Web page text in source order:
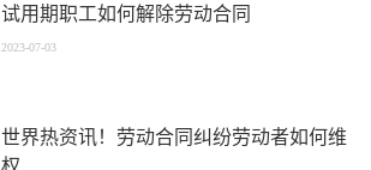
试用期职工如何解除劳动合同
2023-07-03
世界热资讯！劳动合同纠纷劳动者如何维
权